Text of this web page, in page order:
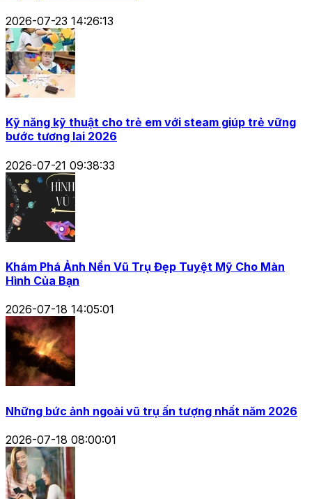
2026-07-23 14:26:13
Kỹ năng kỹ thuật cho trẻ em với steam giúp trẻ vững
bước tương lai 2026
2026-07-21 09:38:33
Khám Phá Ảnh Nền Vũ Trụ Đẹp Tuyệt Mỹ Cho Màn
Hình Của Bạn
2026-07-18 14:05:01
Những bức ảnh ngoài vũ trụ ấn tượng nhất năm 2026
2026-07-18 08:00:01